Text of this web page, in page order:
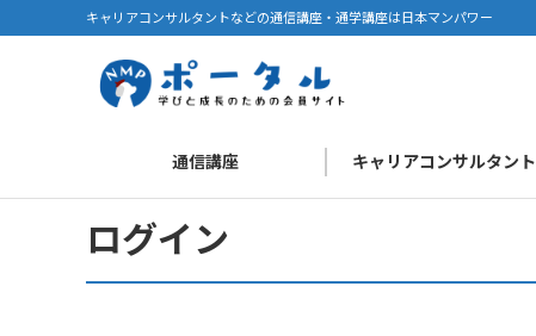
キャリアコンサルタントなどの通信講座・通学講座は日本マンパワー
通信講座 キャリアコンサルタント
ログイン